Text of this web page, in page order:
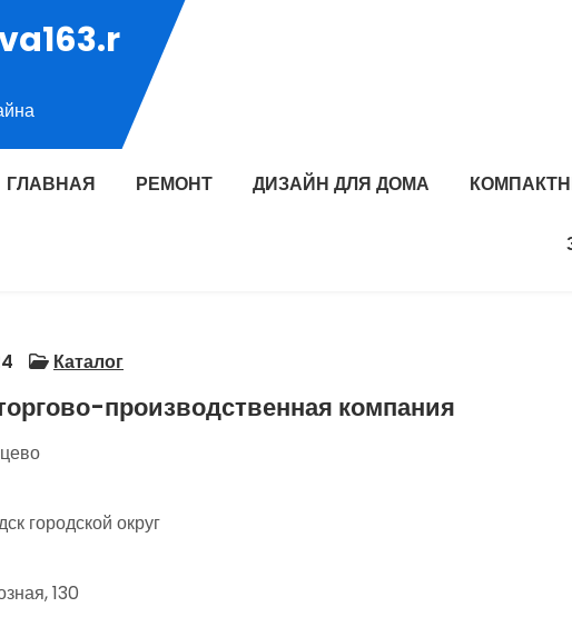
ГЛАВНАЯ РЕМОНТ ДИЗАЙН ДЛЯ ДОМА
Каталог
производственная компания
городской округ
130